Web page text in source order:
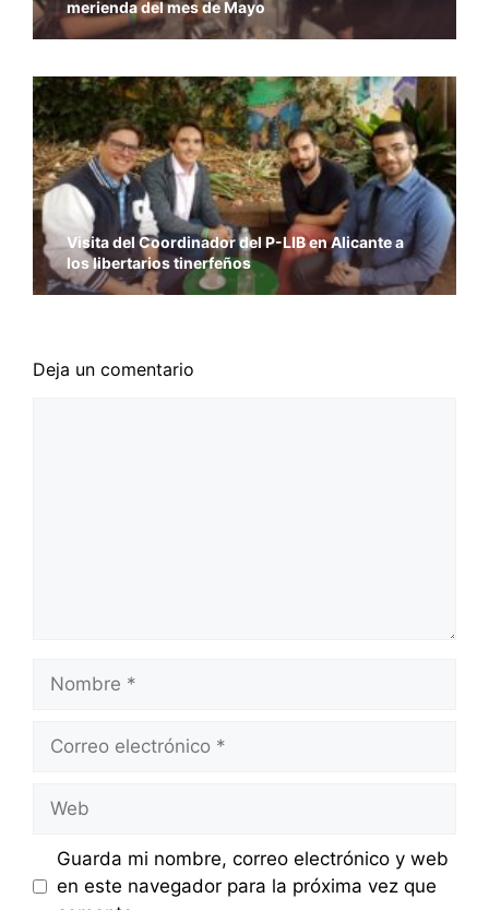
merienda del mes de Mayo
Visita del Coordinador del P-LIB en Alicante a
los libertarios tinerfeños
Deja un comentario
Nombre
Correo
Web
Guarda mi nombre, correo electrónico y web
en este navegador para la próxima vez que